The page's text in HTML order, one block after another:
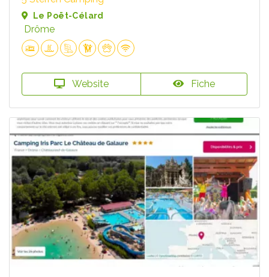
Le Poët-Célard
Drôme
Website Fiche